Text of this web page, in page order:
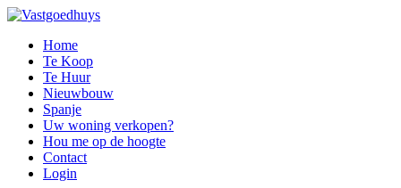
Home
Te Koop
Te Huur
Nieuwbouw
Spanje
Uw woning verkopen?
Hou me op de hoogte
Contact
Login